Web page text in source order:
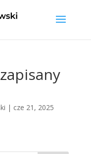
| cze 21, 2025